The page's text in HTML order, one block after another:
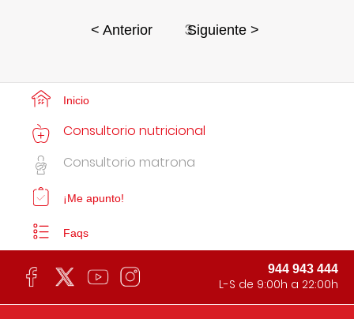
< Anterior 3Siguiente >
Inicio
Consultorio nutricional
Consultorio matrona
¡Me apunto!
Faqs
944 943 444
L-S de 9:00h a 22:00h